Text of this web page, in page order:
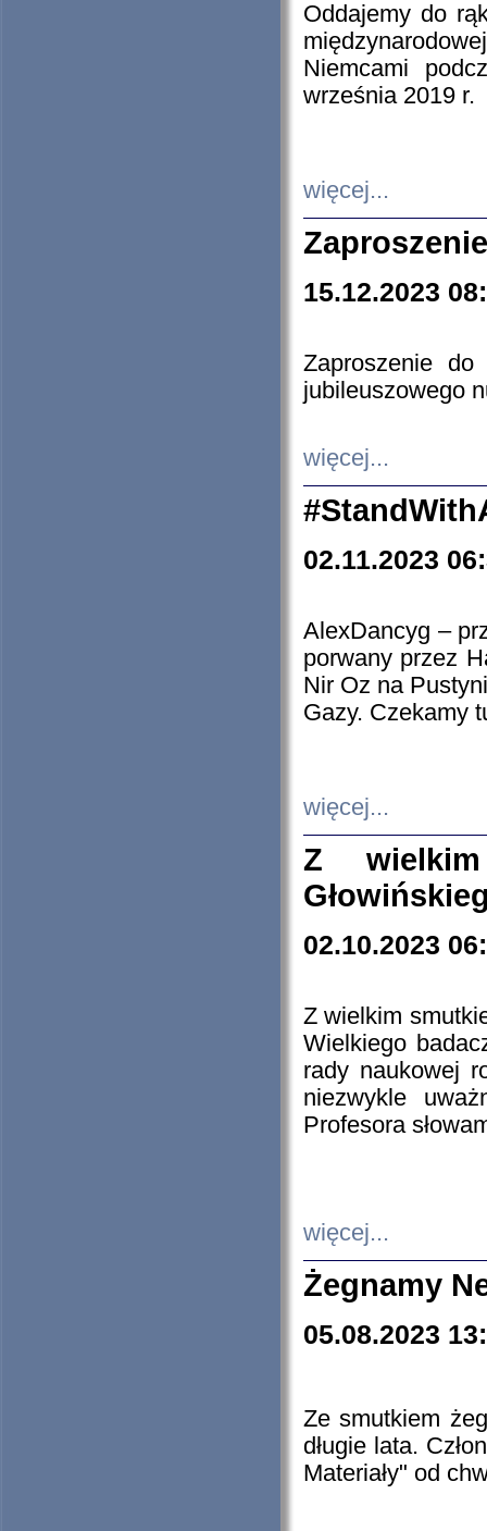
Oddajemy do
Niemcami
września 2019 r.
więcej...
15.12.2023
Zaproszenie do
jubileuszowego
więcej...
02.11.2023
AlexDancyg –
porwany przez
Nir Oz na
Gazy. Czekamy
więcej...
Z
02.10.2023
Z wielkim
Wielkiego
rady naukowej
niezwykle
Profesora
więcej...
Żegnamy
05.08.2023
Ze smutkiem
długie lata.
Materiały" od